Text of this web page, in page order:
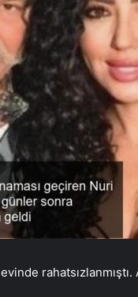
rahatsızlanmıştı.